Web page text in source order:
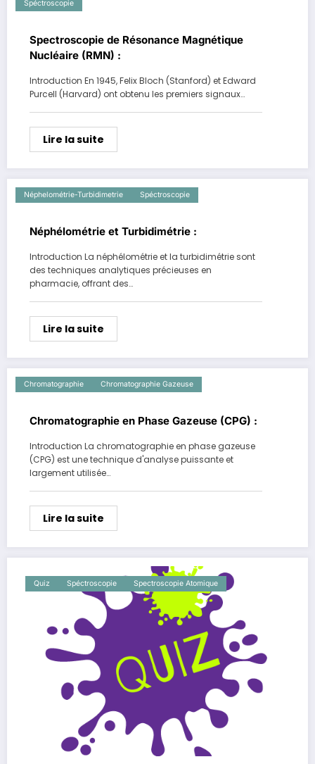
Spéctroscopie
Spectroscopie de Résonance Magnétique
Nucléaire (RMN) :
Introduction En 1945, Felix Bloch (Stanford) et Edward
Purcell (Harvard) ont obtenu les premiers signaux…
Lire la suite
Néphelométrie-Turbidimetrie Spéctroscopie
Néphélométrie et Turbidimétrie :
Introduction La néphélométrie et la turbidimétrie sont
des techniques analytiques précieuses en
pharmacie, offrant des…
Lire la suite
Chromatographie Chromatographie Gazeuse
Chromatographie en Phase Gazeuse (CPG) :
Introduction La chromatographie en phase gazeuse
(CPG) est une technique d'analyse puissante et
largement utilisée…
Lire la suite
Quiz Spéctroscopie Spectroscopie Atomique